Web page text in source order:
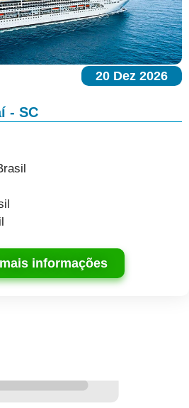
20 Dez 2026
- SC
informações